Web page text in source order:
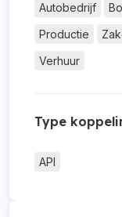
Autobedrijf
Productie
Verhuur
Type
API